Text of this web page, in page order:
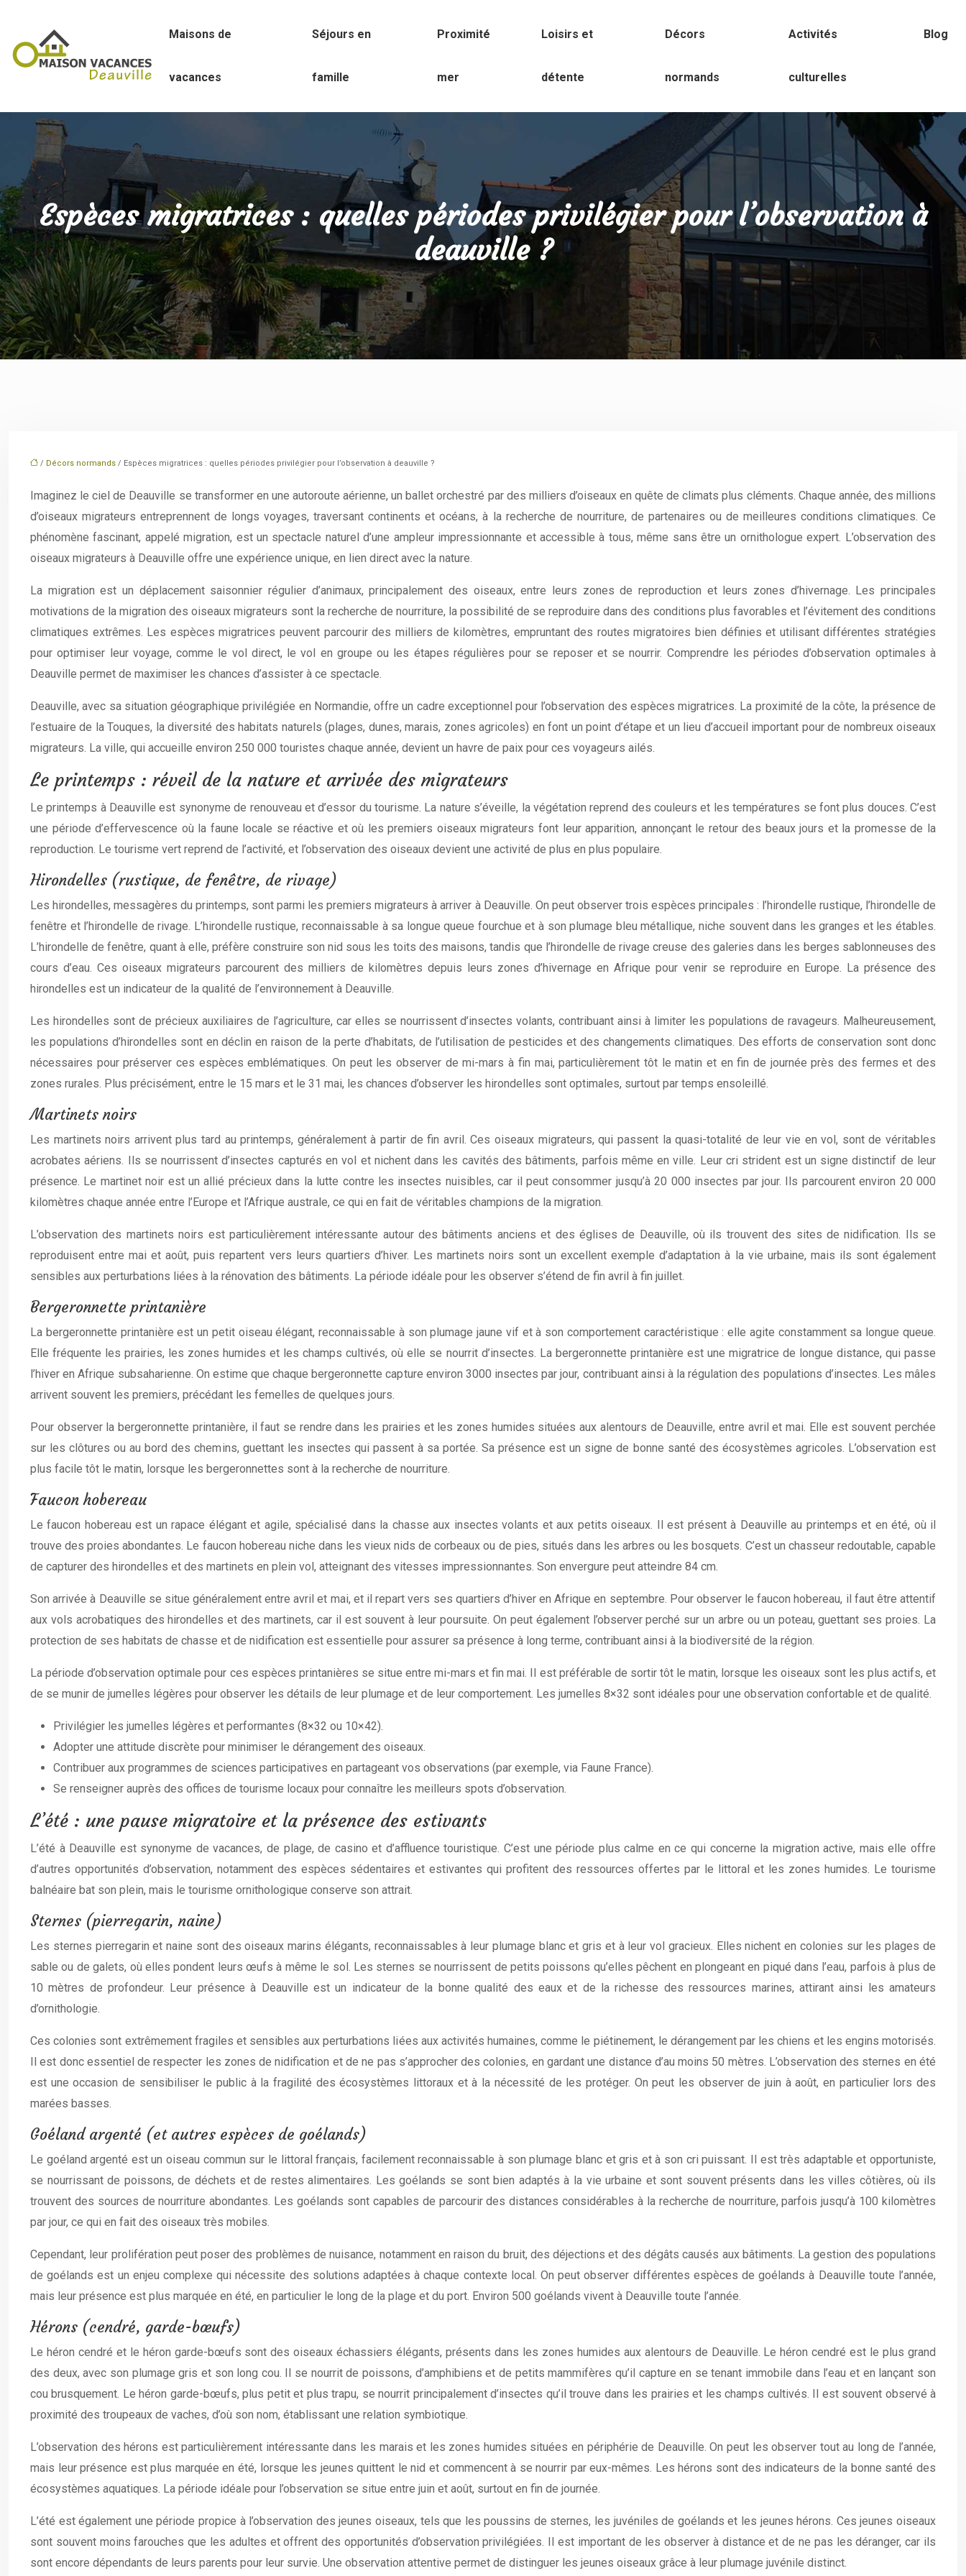
Maisons de
vacances
Séjours en
famille
Proximité
mer
Loisirs et
détente
Décors
normands
Activités
culturelles
Blog
Espèces migratrices : quelles périodes privilégier pour l’observation à
deauville ?
/ Décors normands / Espèces migratrices : quelles périodes privilégier pour l’observation à deauville ?
Imaginez le ciel de Deauville se transformer en une autoroute aérienne, un ballet orchestré par des milliers d’oiseaux en quête de climats plus cléments. Chaque année, des millions
d’oiseaux migrateurs entreprennent de longs voyages, traversant continents et océans, à la recherche de nourriture, de partenaires ou de meilleures conditions climatiques. Ce
phénomène fascinant, appelé migration, est un spectacle naturel d’une ampleur impressionnante et accessible à tous, même sans être un ornithologue expert. L’observation des
oiseaux migrateurs à Deauville offre une expérience unique, en lien direct avec la nature.
La migration est un déplacement saisonnier régulier d’animaux, principalement des oiseaux, entre leurs zones de reproduction et leurs zones d’hivernage. Les principales
motivations de la migration des oiseaux migrateurs sont la recherche de nourriture, la possibilité de se reproduire dans des conditions plus favorables et l’évitement des conditions
climatiques extrêmes. Les espèces migratrices peuvent parcourir des milliers de kilomètres, empruntant des routes migratoires bien définies et utilisant différentes stratégies
pour optimiser leur voyage, comme le vol direct, le vol en groupe ou les étapes régulières pour se reposer et se nourrir. Comprendre les périodes d’observation optimales à
Deauville permet de maximiser les chances d’assister à ce spectacle.
Deauville, avec sa situation géographique privilégiée en Normandie, offre un cadre exceptionnel pour l’observation des espèces migratrices. La proximité de la côte, la présence de
l’estuaire de la Touques, la diversité des habitats naturels (plages, dunes, marais, zones agricoles) en font un point d’étape et un lieu d’accueil important pour de nombreux oiseaux
migrateurs. La ville, qui accueille environ 250 000 touristes chaque année, devient un havre de paix pour ces voyageurs ailés.
Le printemps : réveil de la nature et arrivée des migrateurs
Le printemps à Deauville est synonyme de renouveau et d’essor du tourisme. La nature s’éveille, la végétation reprend des couleurs et les températures se font plus douces. C’est
une période d’effervescence où la faune locale se réactive et où les premiers oiseaux migrateurs font leur apparition, annonçant le retour des beaux jours et la promesse de la
reproduction. Le tourisme vert reprend de l’activité, et l’observation des oiseaux devient une activité de plus en plus populaire.
Hirondelles (rustique, de fenêtre, de rivage)
Les hirondelles, messagères du printemps, sont parmi les premiers migrateurs à arriver à Deauville. On peut observer trois espèces principales : l’hirondelle rustique, l’hirondelle de
fenêtre et l’hirondelle de rivage. L’hirondelle rustique, reconnaissable à sa longue queue fourchue et à son plumage bleu métallique, niche souvent dans les granges et les étables.
L’hirondelle de fenêtre, quant à elle, préfère construire son nid sous les toits des maisons, tandis que l’hirondelle de rivage creuse des galeries dans les berges sablonneuses des
cours d’eau. Ces oiseaux migrateurs parcourent des milliers de kilomètres depuis leurs zones d’hivernage en Afrique pour venir se reproduire en Europe. La présence des
hirondelles est un indicateur de la qualité de l’environnement à Deauville.
Les hirondelles sont de précieux auxiliaires de l’agriculture, car elles se nourrissent d’insectes volants, contribuant ainsi à limiter les populations de ravageurs. Malheureusement,
les populations d’hirondelles sont en déclin en raison de la perte d’habitats, de l’utilisation de pesticides et des changements climatiques. Des efforts de conservation sont donc
nécessaires pour préserver ces espèces emblématiques. On peut les observer de mi-mars à fin mai, particulièrement tôt le matin et en fin de journée près des fermes et des
zones rurales. Plus précisément, entre le 15 mars et le 31 mai, les chances d’observer les hirondelles sont optimales, surtout par temps ensoleillé.
Martinets noirs
Les martinets noirs arrivent plus tard au printemps, généralement à partir de fin avril. Ces oiseaux migrateurs, qui passent la quasi-totalité de leur vie en vol, sont de véritables
acrobates aériens. Ils se nourrissent d’insectes capturés en vol et nichent dans les cavités des bâtiments, parfois même en ville. Leur cri strident est un signe distinctif de leur
présence. Le martinet noir est un allié précieux dans la lutte contre les insectes nuisibles, car il peut consommer jusqu’à 20 000 insectes par jour. Ils parcourent environ 20 000
kilomètres chaque année entre l’Europe et l’Afrique australe, ce qui en fait de véritables champions de la migration.
L’observation des martinets noirs est particulièrement intéressante autour des bâtiments anciens et des églises de Deauville, où ils trouvent des sites de nidification. Ils se
reproduisent entre mai et août, puis repartent vers leurs quartiers d’hiver. Les martinets noirs sont un excellent exemple d’adaptation à la vie urbaine, mais ils sont également
sensibles aux perturbations liées à la rénovation des bâtiments. La période idéale pour les observer s’étend de fin avril à fin juillet.
Bergeronnette printanière
La bergeronnette printanière est un petit oiseau élégant, reconnaissable à son plumage jaune vif et à son comportement caractéristique : elle agite constamment sa longue queue.
Elle fréquente les prairies, les zones humides et les champs cultivés, où elle se nourrit d’insectes. La bergeronnette printanière est une migratrice de longue distance, qui passe
l’hiver en Afrique subsaharienne. On estime que chaque bergeronnette capture environ 3000 insectes par jour, contribuant ainsi à la régulation des populations d’insectes. Les mâles
arrivent souvent les premiers, précédant les femelles de quelques jours.
Pour observer la bergeronnette printanière, il faut se rendre dans les prairies et les zones humides situées aux alentours de Deauville, entre avril et mai. Elle est souvent perchée
sur les clôtures ou au bord des chemins, guettant les insectes qui passent à sa portée. Sa présence est un signe de bonne santé des écosystèmes agricoles. L’observation est
plus facile tôt le matin, lorsque les bergeronnettes sont à la recherche de nourriture.
Faucon hobereau
Le faucon hobereau est un rapace élégant et agile, spécialisé dans la chasse aux insectes volants et aux petits oiseaux. Il est présent à Deauville au printemps et en été, où il
trouve des proies abondantes. Le faucon hobereau niche dans les vieux nids de corbeaux ou de pies, situés dans les arbres ou les bosquets. C’est un chasseur redoutable, capable
de capturer des hirondelles et des martinets en plein vol, atteignant des vitesses impressionnantes. Son envergure peut atteindre 84 cm.
Son arrivée à Deauville se situe généralement entre avril et mai, et il repart vers ses quartiers d’hiver en Afrique en septembre. Pour observer le faucon hobereau, il faut être attentif
aux vols acrobatiques des hirondelles et des martinets, car il est souvent à leur poursuite. On peut également l’observer perché sur un arbre ou un poteau, guettant ses proies. La
protection de ses habitats de chasse et de nidification est essentielle pour assurer sa présence à long terme, contribuant ainsi à la biodiversité de la région.
La période d’observation optimale pour ces espèces printanières se situe entre mi-mars et fin mai. Il est préférable de sortir tôt le matin, lorsque les oiseaux sont les plus actifs, et
de se munir de jumelles légères pour observer les détails de leur plumage et de leur comportement. Les jumelles 8×32 sont idéales pour une observation confortable et de qualité.
Privilégier les jumelles légères et performantes (8×32 ou 10×42).
Adopter une attitude discrète pour minimiser le dérangement des oiseaux.
Contribuer aux programmes de sciences participatives en partageant vos observations (par exemple, via Faune France).
Se renseigner auprès des offices de tourisme locaux pour connaître les meilleurs spots d’observation.
L’été : une pause migratoire et la présence des estivants
L’été à Deauville est synonyme de vacances, de plage, de casino et d’affluence touristique. C’est une période plus calme en ce qui concerne la migration active, mais elle offre
d’autres opportunités d’observation, notamment des espèces sédentaires et estivantes qui profitent des ressources offertes par le littoral et les zones humides. Le tourisme
balnéaire bat son plein, mais le tourisme ornithologique conserve son attrait.
Sternes (pierregarin, naine)
Les sternes pierregarin et naine sont des oiseaux marins élégants, reconnaissables à leur plumage blanc et gris et à leur vol gracieux. Elles nichent en colonies sur les plages de
sable ou de galets, où elles pondent leurs œufs à même le sol. Les sternes se nourrissent de petits poissons qu’elles pêchent en plongeant en piqué dans l’eau, parfois à plus de
10 mètres de profondeur. Leur présence à Deauville est un indicateur de la bonne qualité des eaux et de la richesse des ressources marines, attirant ainsi les amateurs
d’ornithologie.
Ces colonies sont extrêmement fragiles et sensibles aux perturbations liées aux activités humaines, comme le piétinement, le dérangement par les chiens et les engins motorisés.
Il est donc essentiel de respecter les zones de nidification et de ne pas s’approcher des colonies, en gardant une distance d’au moins 50 mètres. L’observation des sternes en été
est une occasion de sensibiliser le public à la fragilité des écosystèmes littoraux et à la nécessité de les protéger. On peut les observer de juin à août, en particulier lors des
marées basses.
Goéland argenté (et autres espèces de goélands)
Le goéland argenté est un oiseau commun sur le littoral français, facilement reconnaissable à son plumage blanc et gris et à son cri puissant. Il est très adaptable et opportuniste,
se nourrissant de poissons, de déchets et de restes alimentaires. Les goélands se sont bien adaptés à la vie urbaine et sont souvent présents dans les villes côtières, où ils
trouvent des sources de nourriture abondantes. Les goélands sont capables de parcourir des distances considérables à la recherche de nourriture, parfois jusqu’à 100 kilomètres
par jour, ce qui en fait des oiseaux très mobiles.
Cependant, leur prolifération peut poser des problèmes de nuisance, notamment en raison du bruit, des déjections et des dégâts causés aux bâtiments. La gestion des populations
de goélands est un enjeu complexe qui nécessite des solutions adaptées à chaque contexte local. On peut observer différentes espèces de goélands à Deauville toute l’année,
mais leur présence est plus marquée en été, en particulier le long de la plage et du port. Environ 500 goélands vivent à Deauville toute l’année.
Hérons (cendré, garde-bœufs)
Le héron cendré et le héron garde-bœufs sont des oiseaux échassiers élégants, présents dans les zones humides aux alentours de Deauville. Le héron cendré est le plus grand
des deux, avec son plumage gris et son long cou. Il se nourrit de poissons, d’amphibiens et de petits mammifères qu’il capture en se tenant immobile dans l’eau et en lançant son
cou brusquement. Le héron garde-bœufs, plus petit et plus trapu, se nourrit principalement d’insectes qu’il trouve dans les prairies et les champs cultivés. Il est souvent observé à
proximité des troupeaux de vaches, d’où son nom, établissant une relation symbiotique.
L’observation des hérons est particulièrement intéressante dans les marais et les zones humides situées en périphérie de Deauville. On peut les observer tout au long de l’année,
mais leur présence est plus marquée en été, lorsque les jeunes quittent le nid et commencent à se nourrir par eux-mêmes. Les hérons sont des indicateurs de la bonne santé des
écosystèmes aquatiques. La période idéale pour l’observation se situe entre juin et août, surtout en fin de journée.
L’été est également une période propice à l’observation des jeunes oiseaux, tels que les poussins de sternes, les juvéniles de goélands et les jeunes hérons. Ces jeunes oiseaux
sont souvent moins farouches que les adultes et offrent des opportunités d’observation privilégiées. Il est important de les observer à distance et de ne pas les déranger, car ils
sont encore dépendants de leurs parents pour leur survie. Une observation attentive permet de distinguer les jeunes oiseaux grâce à leur plumage juvénile distinct.